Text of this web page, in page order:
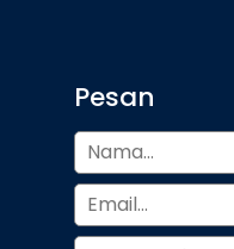
Pesan